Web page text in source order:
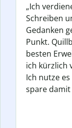
„Ich
Schreiben
Gedanken
Punkt.
besten
ich kürzlich
Ich nutze
spare